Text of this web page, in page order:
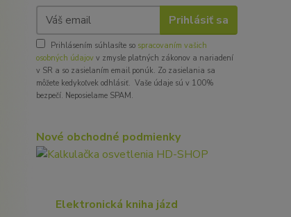
Prihlásiť sa
Prihlásením súhlasíte so spracovaním vašich
osobných údajov v zmysle platných zákonov a nariadení
v SR a so zasielaním email ponúk. Zo zasielania sa
môžete kedykoľvek odhlásiť. Vaše údaje sú v 100%
bezpečí. Neposielame SPAM.
Nové obchodné podmienky
Elektronická kniha jázd